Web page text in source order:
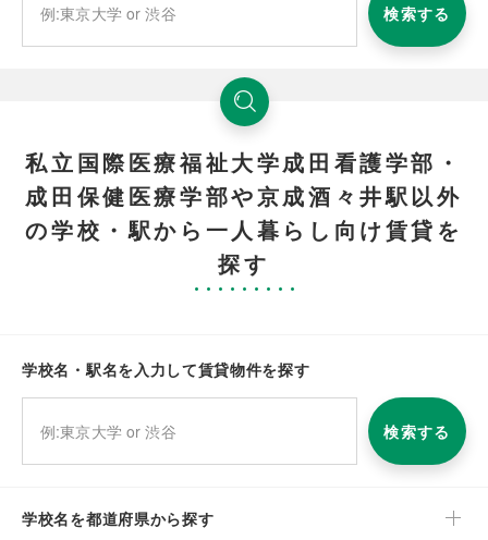
検索する
私立国際医療福祉大学成田看護学部・
成田保健医療学部や京成酒々井駅以外
の学校・駅から一人暮らし向け賃貸を
探す
学校名・駅名を入力して賃貸物件を探す
検索する
学校名を都道府県から探す